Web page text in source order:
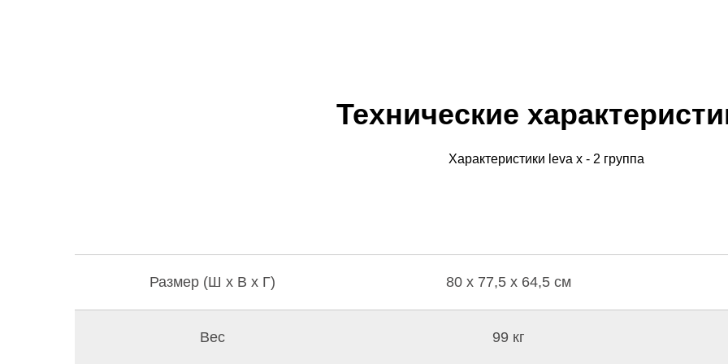
Технические
Характеристики leva x - 2 группа
Размер (Ш x В x Г) 80 x 77,5 x 64,5 см
Вес 99 кг